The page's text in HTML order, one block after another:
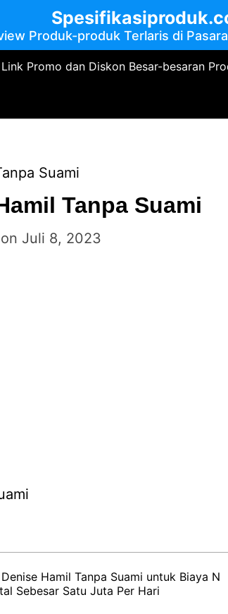
Produk-produk Terlaris di
Link Promo dan Diskon Besar-besaran
Suami
Tanpa Suami
on Juli 8, 2023
Hamil Tanpa Suami untuk Biaya N
Sebesar Satu Juta Per Hari